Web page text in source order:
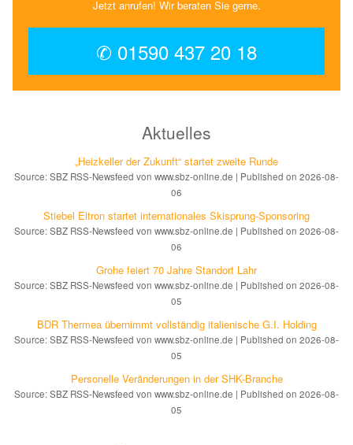
Jetzt anrufen! Wir beraten Sie gerne.
✆ 01590 437 20 18
Aktuelles
„Heizkeller der Zu­kunft“ star­tet zwei­te Run­de
Source: SBZ RSS-Newsfeed von www.sbz-online.de
Published on 2026-08-
06
Stiebel Eltron startet internatio­nales Ski­sprung-Spon­soring
Source: SBZ RSS-Newsfeed von www.sbz-online.de
Published on 2026-08-
06
Grohe feiert 70 Jahre Standort Lahr
Source: SBZ RSS-Newsfeed von www.sbz-online.de
Published on 2026-08-
05
BDR Thermea übernimmt vollständig italienische G.I. Holding
Source: SBZ RSS-Newsfeed von www.sbz-online.de
Published on 2026-08-
05
Personelle Veränderungen in der SHK-Branche
Source: SBZ RSS-Newsfeed von www.sbz-online.de
Published on 2026-08-
05